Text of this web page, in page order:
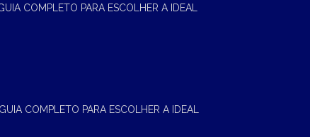
COMPLETO PARA ESCOLHER A IDEAL
COMPLETO PARA ESCOLHER A IDEAL